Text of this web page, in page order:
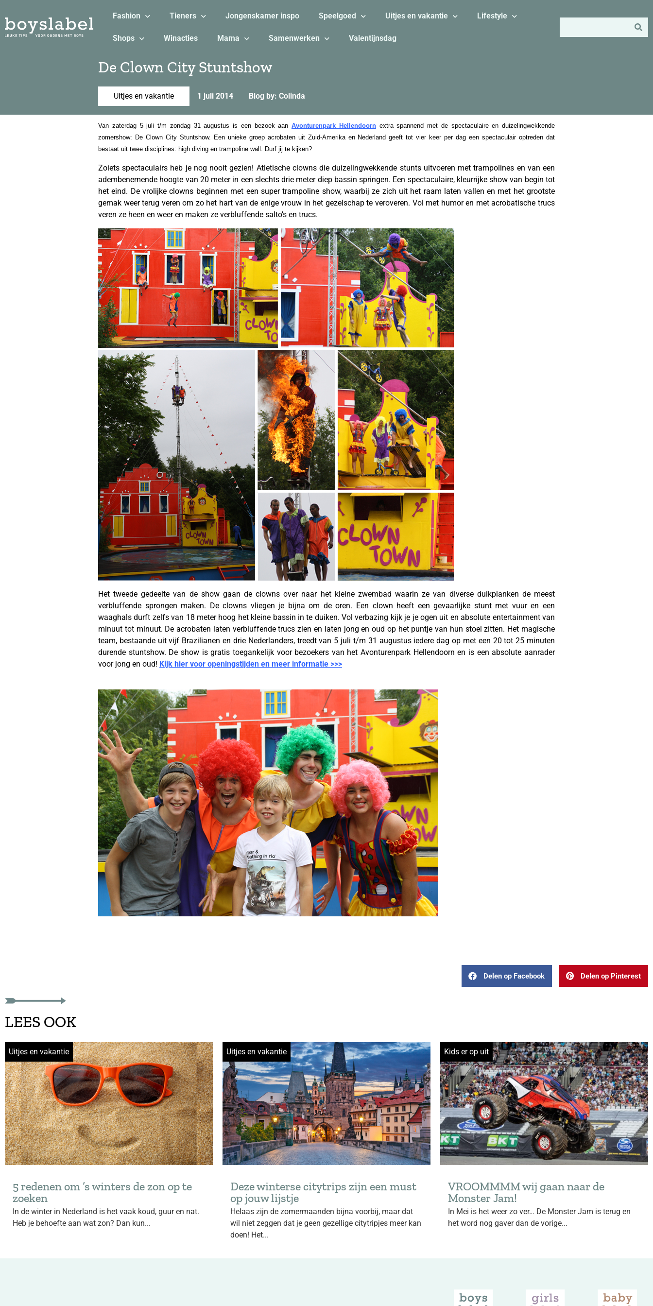
Fashion Tieners Jongenskamer inspo Speelgoed Uitjes en vakantie Lifestyle
Shops Winacties Mama Samenwerken Valentijnsdag
De Clown City Stuntshow
Uitjes en vakantie 1 juli 2014 Blog by: Colinda
Van zaterdag 5 juli t/m zondag 31 augustus is een bezoek aan Avonturenpark Hellendoornextra spannend met de spectaculaire en duizelingwekkende
zomershow: De Clown City Stuntshow. Een unieke groep acrobaten uit Zuid-Amerika en Nederland geeft tot vier keer per dag een spectaculair optreden dat
bestaat uit twee disciplines: high diving en trampoline wall. Durf jij te kijken?
Zoiets spectaculairs heb je nog nooit gezien! Atletische clowns die duizelingwekkende stunts uitvoeren met trampolines en van een
adembenemende hoogte van 20 meter in een slechts drie meter diep bassin springen. Een spectaculaire, kleurrijke show van begin tot
het eind. De vrolijke clowns beginnen met een super trampoline show, waarbij ze zich uit het raam laten vallen en met het grootste
gemak weer terug veren om zo het hart van de enige vrouw in het gezelschap te veroveren. Vol met humor en met acrobatische trucs
veren ze heen en weer en maken ze verbluffende salto’s en trucs.
Het tweede gedeelte van de show gaan de clowns over naar het kleine zwembad waarin ze van diverse duikplanken de meest
verbluffende sprongen maken. De clowns vliegen je bijna om de oren. Een clown heeft een gevaarlijke stunt met vuur en een
waaghals durft zelfs van 18 meter hoog het kleine bassin in te duiken. Vol verbazing kijk je je ogen uit en absolute entertainment van
minuut tot minuut. De acrobaten laten verbluffende trucs zien en laten jong en oud op het puntje van hun stoel zitten. Het magische
team, bestaande uit vijf Brazilianen en drie Nederlanders, treedt van 5 juli t/m 31 augustus iedere dag op met een 20 tot 25 minuten
durende stuntshow. De show is gratis toegankelijk voor bezoekers van het Avonturenpark Hellendoorn en is een absolute aanrader
voor jong en oud! Kijk hier voor openingstijden en meer informatie >>>
Delen op Facebook Delen op Pinterest
LEES OOK
Uitjes en vakantie
5 redenen om ’s winters de zon op te
zoeken
In de winter in Nederland is het vaak koud, guur en nat.
Heb je behoefte aan wat zon? Dan kun...
Uitjes en vakantie
Deze winterse citytrips zijn een must
op jouw lijstje
Helaas zijn de zomermaanden bijna voorbij, maar dat
wil niet zeggen dat je geen gezellige citytripjes meer kan
doen! Het...
Kids er op uit
VROOMMMM wij gaan naar de
Monster Jam!
In Mei is het weer zo ver… De Monster Jam is terug en
het word nog gaver dan de vorige...